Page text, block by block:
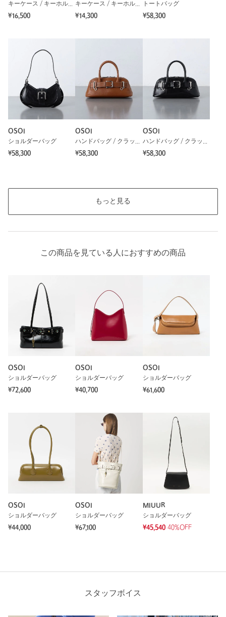
キーケース / キーホルダー
¥16,500
キーケース / キーホルダー
¥14,300
トートバッグ
¥58,300
OSOI
ショルダーバッグ
¥58,300
OSOI
ハンドバッグ / クラッチバッグ
¥58,300
OSOI
ハンドバッグ / クラッチバッグ
¥58,300
もっと見る
この商品を見ている人におすすめの商品
OSOI
ショルダーバッグ
¥72,600
OSOI
ショルダーバッグ
¥40,700
OSOI
ショルダーバッグ
¥61,600
OSOI
ショルダーバッグ
¥44,000
OSOI
ショルダーバッグ
¥67,100
MIUUR
ショルダーバッグ
¥45,540 40%OFF
スタッフボイス